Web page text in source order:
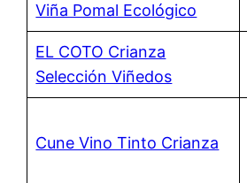
Viña Pomal Ecológico
EL COTO Crianza
Selección Viñedos
Cune Vino Tinto Crianza